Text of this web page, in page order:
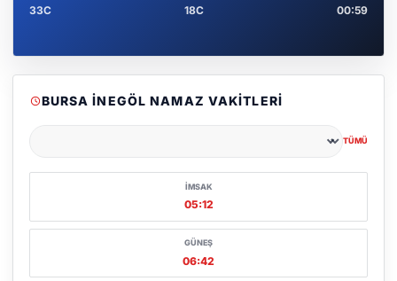
33C 18C 00:59
BURSA İNEGÖL NAMAZ VAKITLERI
TÜMÜ
İMSAK
05:12
GÜNEŞ
06:42